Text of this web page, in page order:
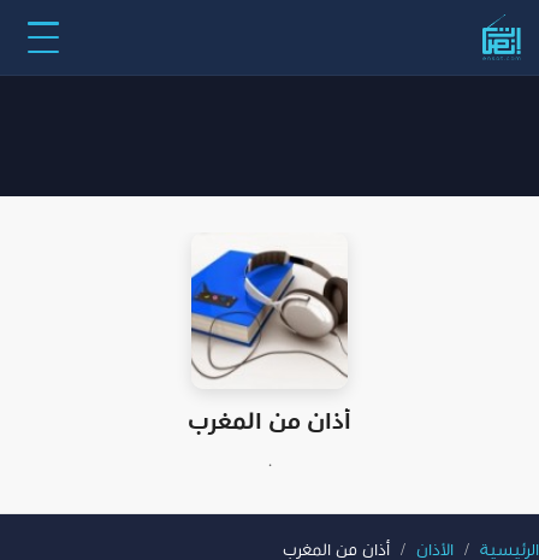
أذان من المغرب
.
الرئيسية الأذان أذان من المغرب